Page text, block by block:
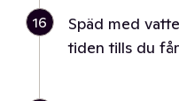
16
Späd med
tiden tills du